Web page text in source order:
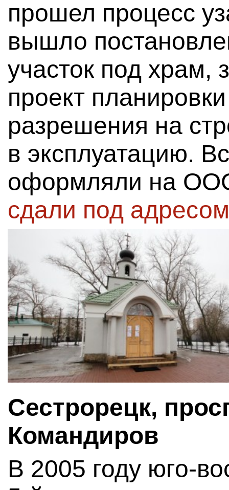
прошел процесс
вышло
участок под храм,
проект
разрешения на
в эксплуатацию.
оформляли на
сдали под
Сестрорецк,
Командиров
В 2005 году юго-